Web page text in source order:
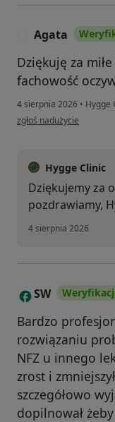
Agata
Dziękuję za
fachowość
4 sierpnia 2026 • Hygge
w opinii użytkownika Agata
zgłoś nadużycie
Hygge Clinic
Dziękujemy za
pozdrawiamy,
4 sierpnia 2026
S SW
Bardzo
rozwiązaniu
NFZ u innego
zrost i
szczegółowo
dopilnował